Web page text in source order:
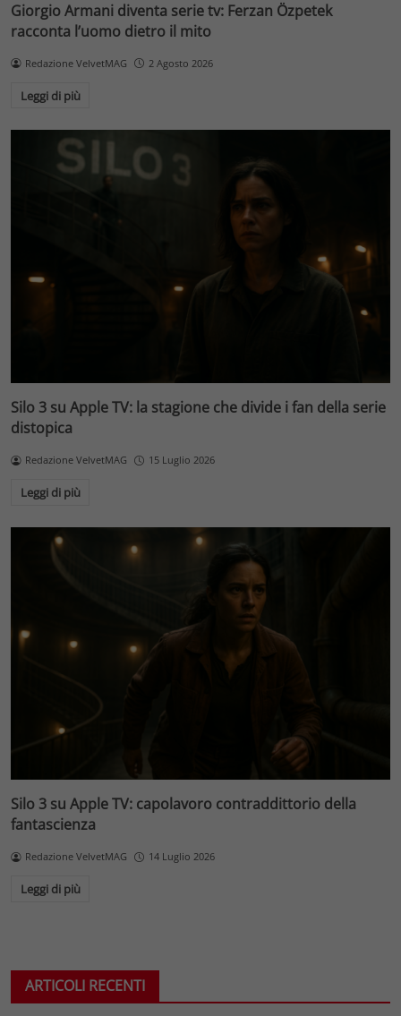
Giorgio Armani diventa serie tv: Ferzan Özpetek
racconta l’uomo dietro il mito
Redazione VelvetMAG 2 Agosto 2026
Leggi di più
Silo 3 su Apple TV: la stagione che divide i fan della serie
distopica
Redazione VelvetMAG 15 Luglio 2026
Leggi di più
Silo 3 su Apple TV: capolavoro contraddittorio della
fantascienza
Redazione VelvetMAG 14 Luglio 2026
Leggi di più
ARTICOLI RECENTI